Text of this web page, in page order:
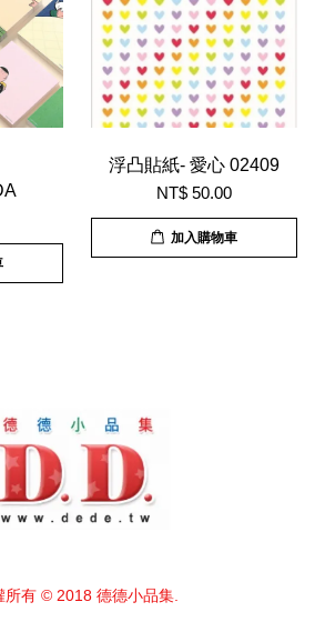
浮凸貼紙- 愛心 02409
NT$ 50.00
加入購物車
所有 © 2018 德德小品集.